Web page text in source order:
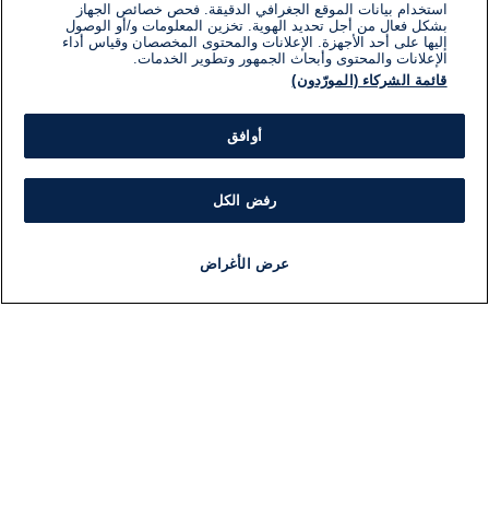
استخدام بيانات الموقع الجغرافي الدقيقة. فحص خصائص الجهاز
بشكل فعال من أجل تحديد الهوية. تخزين المعلومات و/أو الوصول
إليها على أحد الأجهزة. الإعلانات والمحتوى المخصصان وقياس أداء
الإعلانات والمحتوى وأبحاث الجمهور وتطوير الخدمات.
قائمة الشركاء (المورّدون)
أوافق
رفض الكل
عرض الأغراض